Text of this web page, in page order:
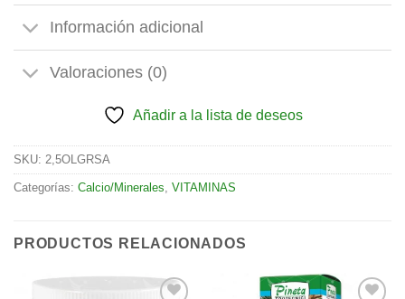
Información adicional
Valoraciones (0)
Añadir a la lista de deseos
SKU: 2,5OLGRSA
Categorías: Calcio/Minerales VITAMINAS
PRODUCTOS RELACIONADOS